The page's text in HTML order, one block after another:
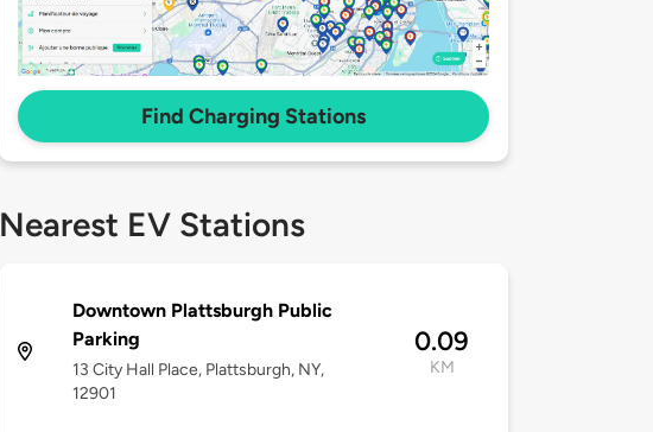
Find Charging Stations
Nearest EV Stations
Downtown Plattsburgh Public
Parking
13 City Hall Place, Plattsburgh, NY,
12901
0.09
KM